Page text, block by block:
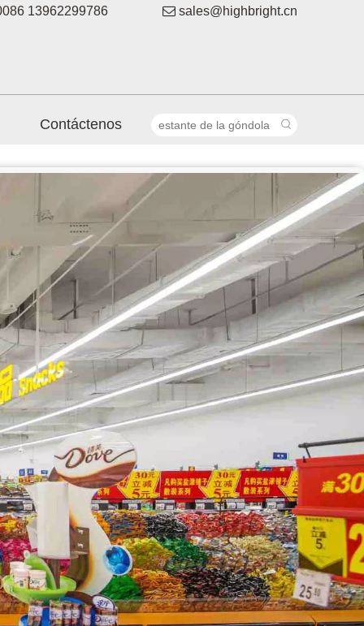
13962299786  sales@highbright.cn
Contáctenos